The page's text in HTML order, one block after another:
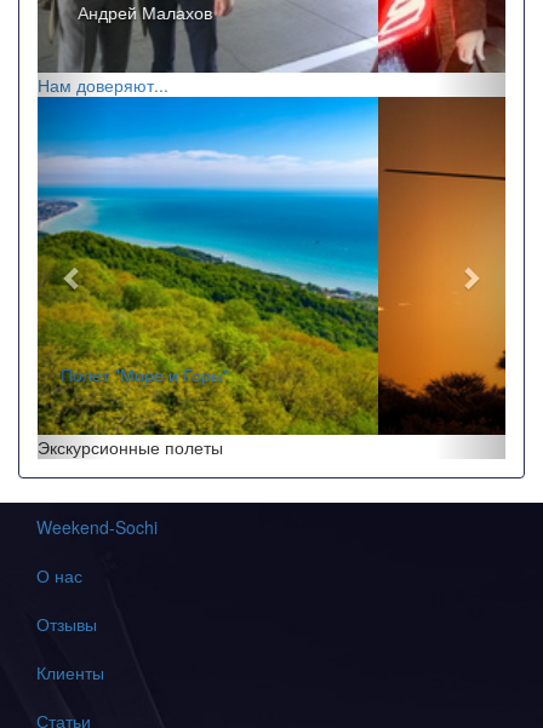
Ricchi e Poveri
Нам доверяют...
"Полет на закате"
Назад
Экскурсионные полеты